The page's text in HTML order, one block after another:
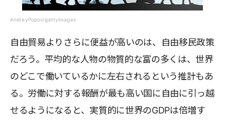
AndreyPopov/gettyimages
自由貿易よりさらに便益が高いのは、自由移民政策
だろう。平均的な人物の物質的な富の多くは、世界
のどこで働いているかに左右されるという推計もあ
る。労働に対する報酬が最も高い国に自由に引っ越
せるようになると、実質的に世界のGDPは倍増す